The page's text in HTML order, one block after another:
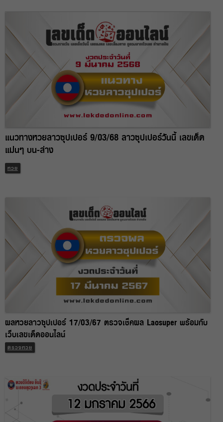
แนวทางหวยลาวซุปเปอร์ 9/03/68 ลาวซุปเปอร์วันนี้ เลขเด็ด
แม่นๆ บน-ล่าง
หวย
ผลหวยลาวซุปเปอร์ 17/03/67 ตรวจเช็คผล Laosuper พร้อมกับ
เว็บเลขเด็ดออนไลน์
ตรวจหวย